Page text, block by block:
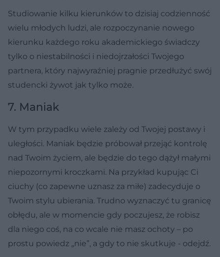
Studiowanie kilku kierunków to dzisiaj codzienność
wielu młodych ludzi, ale rozpoczynanie nowego
kierunku każdego roku akademickiego świadczy
tylko o niestabilności i niedojrzałości Twojego
partnera, który najwyraźniej pragnie przedłużyć swój
studencki żywot jak tylko może.
7. Maniak
W tym przypadku wiele zależy od Twojej postawy i
uległości. Maniak będzie próbował przejąć kontrolę
nad Twoim życiem, ale będzie do tego dążył małymi
niepozornymi kroczkami. Na przykład kupując Ci
ciuchy (co zapewne uznasz za miłe) zadecyduje o
Twoim stylu ubierania. Trudno wyznaczyć tu granicę
obłędu, ale w momencie gdy poczujesz, że robisz
dla niego coś, na co wcale nie masz ochoty – po
prostu powiedz „nie”, a gdy to nie skutkuje - odejdź.